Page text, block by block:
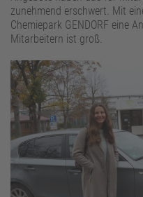
Standortbetreiber
zunehmend erschwert. Mit
Chemiepark GENDORF eine
Mitarbeitern ist groß.